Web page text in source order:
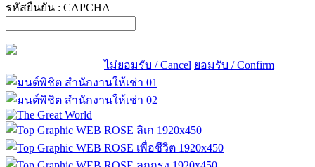
รหัสยืนยัน : CAPCHA
ไม่ยอมรับ / Cancel ยอมรับ / Confirm